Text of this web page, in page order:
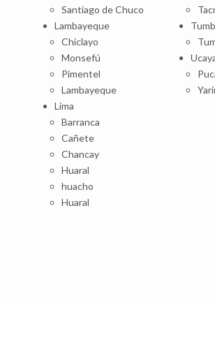
Santiago de Chuco
Lambayeque
Chiclayo
Monsefú
Pimentel
Lambayeque
Lima
Barranca
Cañete
Chancay
Huaral
huacho
Huaral